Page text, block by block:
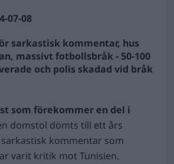
07-08
sarkastisk kommentar, hus
massivt fotbollsbråk - 50-100
och polis skadad vid bråk
som förekommer en del i
domstol dömts till ett års
kommentar som
varit kritik mot Tunisien.